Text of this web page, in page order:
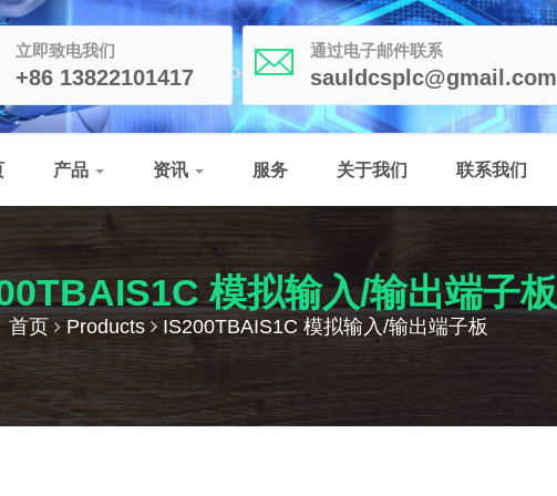
立即致电我们
+86 13822101417
通过电子邮件联系
sauldcsplc@gmail.com
产品 资讯 服务 关于我们 联系我们
模拟输入/输出端子板
首页 Products IS200TBAIS1C 模拟输入/输出端子板